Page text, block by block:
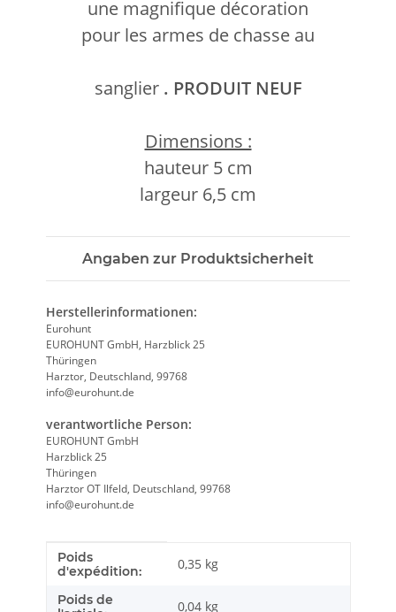
une magnifique décoration
pour les armes de chasse au
sanglier . PRODUIT NEUF
Dimensions :
hauteur 5 cm
largeur 6,5 cm
Angaben zur Produktsicherheit
Herstellerinformationen:
Eurohunt
EUROHUNT GmbH, Harzblick 25
Thüringen
Harztor, Deutschland, 99768
info@eurohunt.de
verantwortliche Person:
EUROHUNT GmbH
Harzblick 25
Thüringen
Harztor OT Ilfeld, Deutschland, 99768
info@eurohunt.de
Caractéristique du produit
Valeur
Poids
d'expédition:
0,35 kg
Poids de
0,04 kg